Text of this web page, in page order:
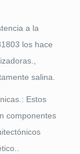
a la
los hace
salina.
Estos
componentes